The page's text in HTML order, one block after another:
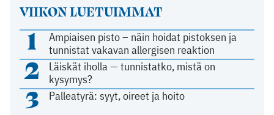
VIIKON LUETUIMMAT
1
Ampiaisen pisto – näin hoidat pistoksen ja
tunnistat vakavan allergisen reaktion
2
Läiskät iholla — tunnistatko, mistä on
kysymys?
3 Palleatyrä: syyt, oireet ja hoito